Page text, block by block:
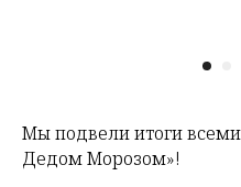
Мы подвели итоги
Дедом Морозом»!